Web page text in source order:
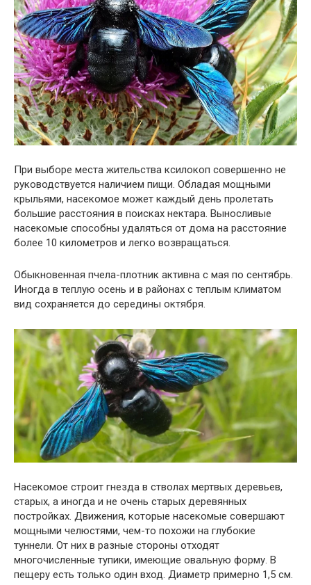
При выборе места жительства ксилокоп совершенно не
руководствуется наличием пищи. Обладая мощными
крыльями, насекомое может каждый день пролетать
большие расстояния в поисках нектара. Выносливые
насекомые способны удаляться от дома на расстояние
более 10 километров и легко возвращаться.
Обыкновенная пчела-плотник активна с мая по сентябрь.
Иногда в теплую осень и в районах с теплым климатом
вид сохраняется до середины октября.
Насекомое строит гнезда в стволах мертвых деревьев,
старых, а иногда и не очень старых деревянных
постройках. Движения, которые насекомые совершают
мощными челюстями, чем-то похожи на глубокие
туннели. От них в разные стороны отходят
многочисленные тупики, имеющие овальную форму. В
пещеру есть только один вход. Диаметр примерно 1,5 см.